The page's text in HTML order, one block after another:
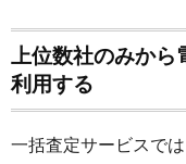
上位数社のみから
利用する
一括査定サービスで